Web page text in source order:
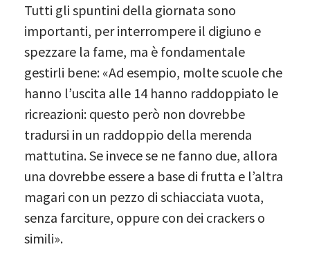
Tutti gli spuntini della giornata sono
importanti, per interrompere il digiuno e
spezzare la fame, ma è fondamentale
gestirli bene: «Ad esempio, molte scuole che
hanno l’uscita alle 14 hanno raddoppiato le
ricreazioni: questo però non dovrebbe
tradursi in un raddoppio della merenda
mattutina. Se invece se ne fanno due, allora
una dovrebbe essere a base di frutta e l’altra
magari con un pezzo di schiacciata vuota,
senza farciture, oppure con dei crackers o
simili».